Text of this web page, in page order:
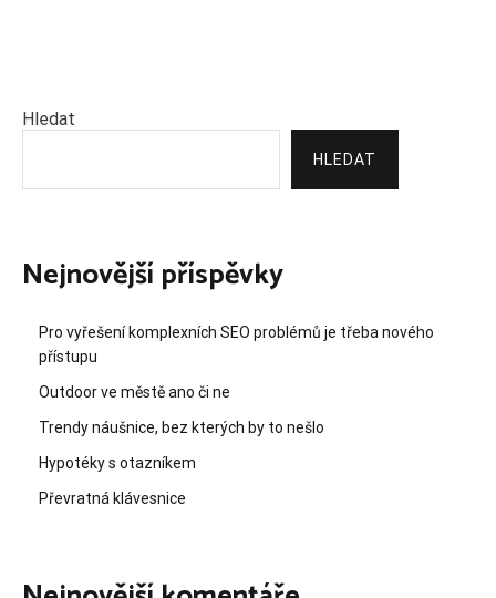
Hledat
HLEDAT
Nejnovější příspěvky
Pro vyřešení komplexních SEO problémů je třeba nového
přístupu
Outdoor ve městě ano či ne
Trendy náušnice, bez kterých by to nešlo
Hypotéky s otazníkem
Převratná klávesnice